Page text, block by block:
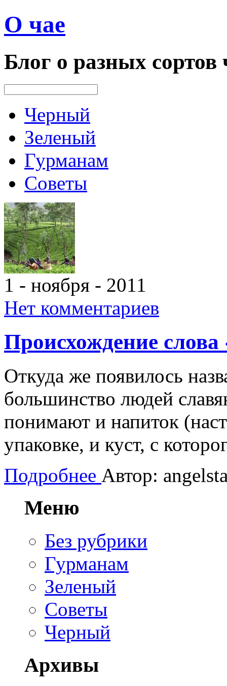
О чае
Блог о разных сортов
Черный
Зеленый
Гурманам
Советы
1 - ноября - 2011
Нет комментариев
Происхождение слова
Откуда же появилось
большинство людей
понимают и напиток
упаковке, и куст, с
Подробнее Автор:
Меню
Без рубрики
Гурманам
Зеленый
Советы
Черный
Архивы